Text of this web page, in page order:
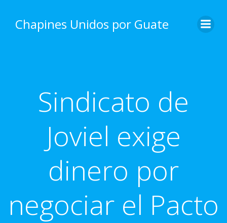
content
Chapines Unidos por Guate
Sindicato de
Joviel exige
dinero por
negociar el Pacto